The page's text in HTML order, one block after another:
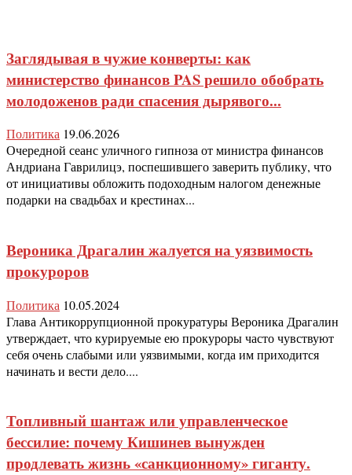
Заглядывая в чужие конверты: как
министерство финансов PAS решило обобрать
молодоженов ради спасения дырявого...
Политика 19.06.2026
Очередной сеанс уличного гипноза от министра финансов
Андриана Гаврилицэ, поспешившего заверить публику, что
от инициативы обложить подоходным налогом денежные
подарки на свадьбах и крестинах...
Вероника Драгалин жалуется на уязвимость
прокуроров
Политика 10.05.2024
Глава Антикоррупционной прокуратуры Вероника Драгалин
утверждает, что курируемые ею прокуроры часто чувствуют
себя очень слабыми или уязвимыми, когда им приходится
начинать и вести дело....
Топливный шантаж или управленческое
бессилие: почему Кишинев вынужден
продлевать жизнь «санкционному» гиганту.